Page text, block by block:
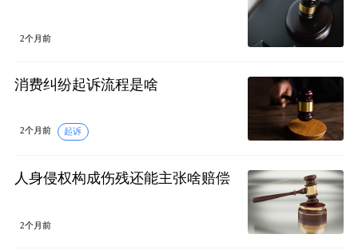
2个月前
消费纠纷起诉流程是啥
2个月前 起诉
人身侵权构成伤残还能主张啥赔偿
2个月前